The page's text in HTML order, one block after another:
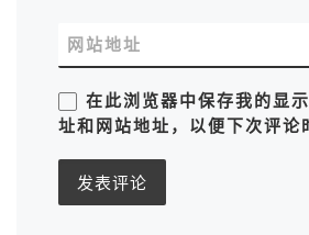
网站地址
在此浏览器中保存我的显
址和网站地址，以便下次评论